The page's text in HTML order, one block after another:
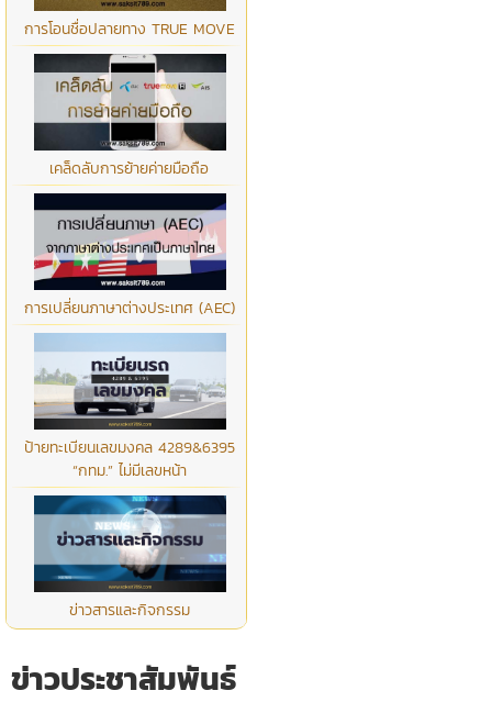
การโอนชื่อปลายทาง TRUE MOVE
เคล็ดลับการย้ายค่ายมือถือ
การเปลี่ยนภาษาต่างประเทศ (AEC)
ป้ายทะเบียนเลขมงคล 4289&6395
“กทม.” ไม่มีเลขหน้า
ข่าวสารและกิจกรรม
ข่าวประชาสัมพันธ์